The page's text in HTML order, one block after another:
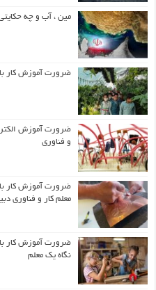
مین ، آب و چه
ضرورت آموزش کار
ضرورت آموزش
و فناوری
ضرورت آموزش کار
معلم کار و فناوری
ضرورت آموزش کار
نگاه یک معلم